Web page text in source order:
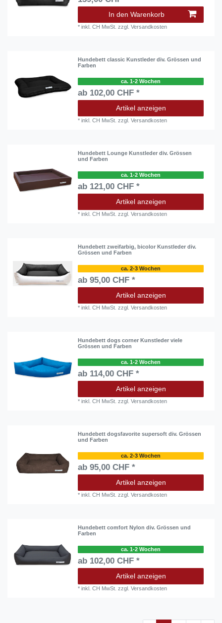
In den Warenkorb
*inkl. CH MwSt. zzgl.Versandkosten
Hundebett classic Kunstleder div. Grössen und
Farben
ca. 1-2 Wochen
ab 102,00 CHF *
Artikel anzeigen
*inkl. CH MwSt. zzgl.Versandkosten
Hundebett Lounge Kunstleder div. Grössen
und Farben
ca. 1-2 Wochen
ab 121,00 CHF *
Artikel anzeigen
*inkl. CH MwSt. zzgl.Versandkosten
Hundebett zweifarbig, bicolor Kunstleder div.
Grössen und Farben
ca. 2-3 Wochen
ab 95,00 CHF *
Artikel anzeigen
*inkl. CH MwSt. zzgl.Versandkosten
Hundebett dogs corner Kunstleder viele
Grössen und Farben
ca. 1-2 Wochen
ab 114,00 CHF *
Artikel anzeigen
*inkl. CH MwSt. zzgl.Versandkosten
Hundebett dogsfavorite supersoft div. Grössen
und Farben
ca. 2-3 Wochen
ab 95,00 CHF *
Artikel anzeigen
*inkl. CH MwSt. zzgl.Versandkosten
Hundebett comfort Nylon div. Grössen und
Farben
ca. 1-2 Wochen
ab 102,00 CHF *
Artikel anzeigen
*inkl. CH MwSt. zzgl.Versandkosten